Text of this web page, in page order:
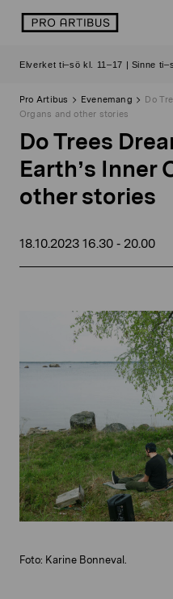
logo
Elverket ti–sö kl. 11–17 | Sinne
Pro Artibus Evenemang
Do
Organs and other stories
Do Trees
Earth’s Inner
other stories
18.10.2023 16.30 - 20.00
Foto: Karine Bonneval.